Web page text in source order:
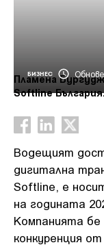
БИЗНЕС
Пламена
Softline
Водещият
дигитална
Softline, е
на годината
Компанията бе
конкуренция